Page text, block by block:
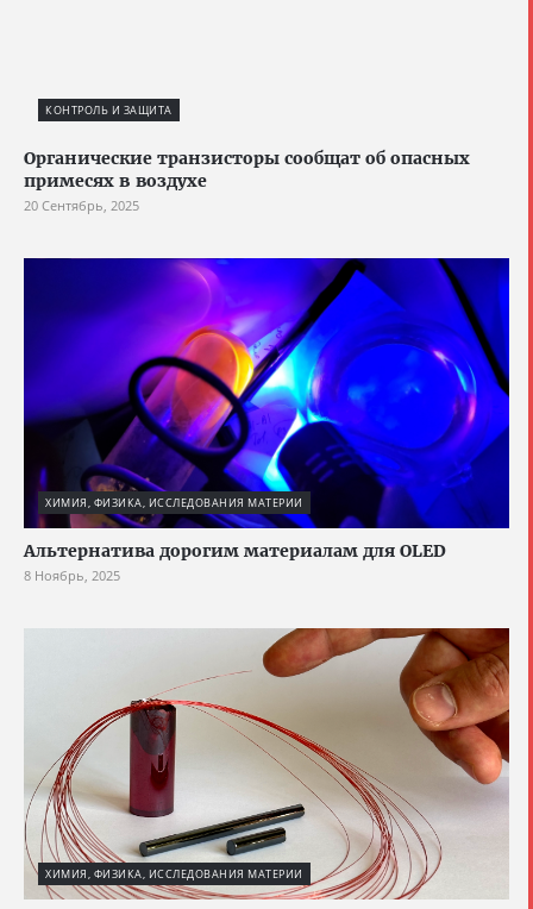
КОНТРОЛЬ И ЗАЩИТА
Органические транзисторы сообщат об опасных
примесях в воздухе
20 Сентябрь, 2025
ХИМИЯ, ФИЗИКА, ИССЛЕДОВАНИЯ МАТЕРИИ
Альтернатива дорогим материалам для OLED
8 Ноябрь, 2025
ХИМИЯ, ФИЗИКА, ИССЛЕДОВАНИЯ МАТЕРИИ